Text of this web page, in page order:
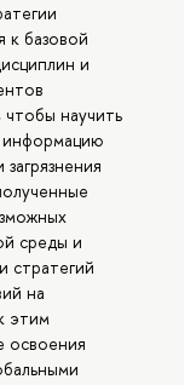
к базовой
и
научить
информацию
среды и
стратегий
на
этим
освоения